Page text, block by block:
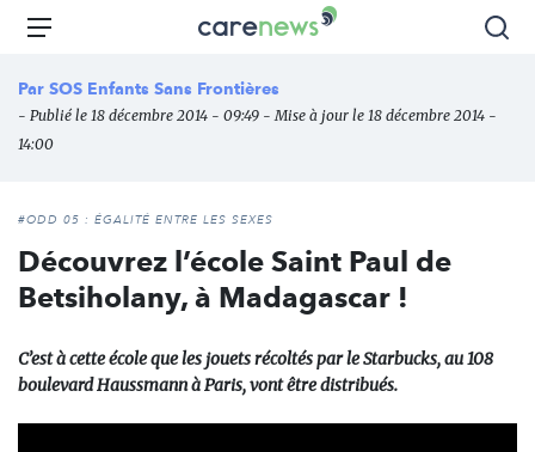
Aller
principal
Carenews,
média
des
Menu
Par SOS Enfants Sans Frontières
- Publié le 18 décembre 2014 - 09:49 - Mise à jour le 18 décembre 2014 -
14:00
#ODD 05 : ÉGALITÉ ENTRE LES SEXES
Découvrez l’école Saint Paul de
Betsiholany, à Madagascar !
C’est à cette école que les jouets récoltés par le Starbucks, au 108
boulevard Haussmann à Paris, vont être distribués.